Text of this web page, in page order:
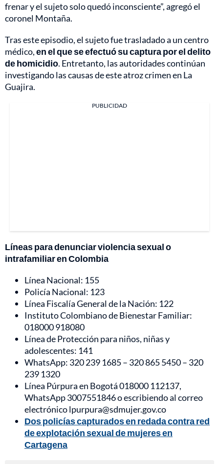
frenar y el sujeto solo quedó inconsciente”, agregó el
coronel Montaña.
Tras este episodio, el sujeto fue trasladado a un centro
médico,en el que se efectuó su captura por el delito
de homicidio. Entretanto, las autoridades continúan
investigando las causas de este atroz crimen en La
Guajira.
PUBLICIDAD
Líneas para denunciar violencia sexual o
intrafamiliar en Colombia
Línea Nacional: 155
Policía Nacional: 123
Línea Fiscalía General de la Nación: 122
Instituto Colombiano de Bienestar Familiar:
018000 918080
Línea de Protección para niños, niñas y
adolescentes: 141
WhatsApp: 320 239 1685 – 320 865 5450 – 320
239 1320
Línea Púrpura en Bogotá 018000 112137,
WhatsApp 3007551846 o escribiendo al correo
electrónico lpurpura@sdmujer.gov.co
Dos policías capturados en redada contra red
de explotación sexual de mujeres en
Cartagena